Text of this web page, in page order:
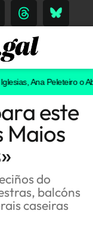
Ana Peleteiro o Abel
este
Maios
do
balcóns
caseiras